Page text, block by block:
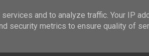
and to analyze traffic. Your IP
security metrics to ensure quality of